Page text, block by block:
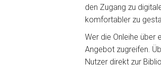
den Zugang zu
komfortabler zu
Wer die Onleihe über
Angebot zugreifen.
Nutzer direkt zur